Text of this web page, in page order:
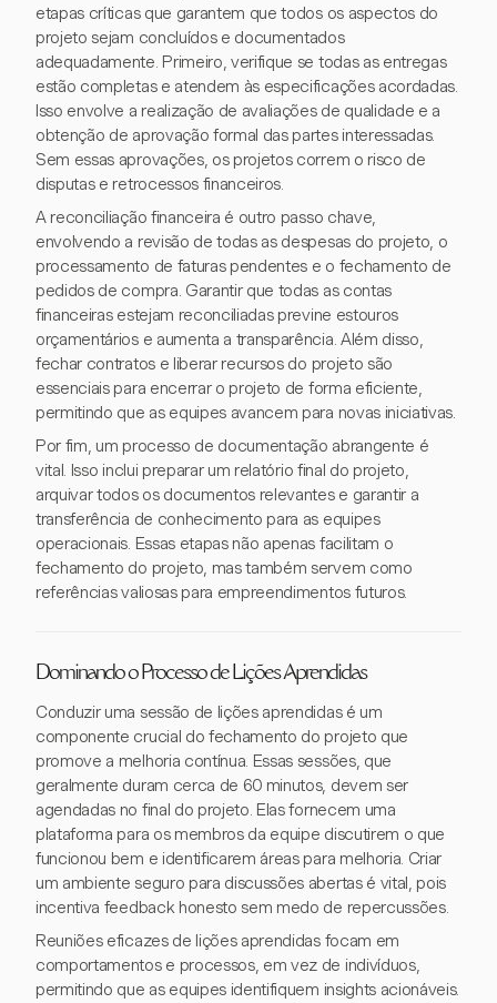
etapas críticas que garantem que todos os aspectos do
projeto sejam concluídos e documentados
adequadamente. Primeiro, verifique se todas as entregas
estão completas e atendem às especificações acordadas.
Isso envolve a realização de avaliações de qualidade e a
obtenção de aprovação formal das partes interessadas.
Sem essas aprovações, os projetos correm o risco de
disputas e retrocessos financeiros.
A reconciliação financeira é outro passo chave,
envolvendo a revisão de todas as despesas do projeto, o
processamento de faturas pendentes e o fechamento de
pedidos de compra. Garantir que todas as contas
financeiras estejam reconciliadas previne estouros
orçamentários e aumenta a transparência. Além disso,
fechar contratos e liberar recursos do projeto são
essenciais para encerrar o projeto de forma eficiente,
permitindo que as equipes avancem para novas iniciativas.
Por fim, um processo de documentação abrangente é
vital. Isso inclui preparar um relatório final do projeto,
arquivar todos os documentos relevantes e garantir a
transferência de conhecimento para as equipes
operacionais. Essas etapas não apenas facilitam o
fechamento do projeto, mas também servem como
referências valiosas para empreendimentos futuros.
Dominando o Processo de Lições Aprendidas
Conduzir uma sessão de lições aprendidas é um
componente crucial do fechamento do projeto que
promove a melhoria contínua. Essas sessões, que
geralmente duram cerca de 60 minutos, devem ser
agendadas no final do projeto. Elas fornecem uma
plataforma para os membros da equipe discutirem o que
funcionou bem e identificarem áreas para melhoria. Criar
um ambiente seguro para discussões abertas é vital, pois
incentiva feedback honesto sem medo de repercussões.
Reuniões eficazes de lições aprendidas focam em
comportamentos e processos, em vez de indivíduos,
permitindo que as equipes identifiquem insights acionáveis.